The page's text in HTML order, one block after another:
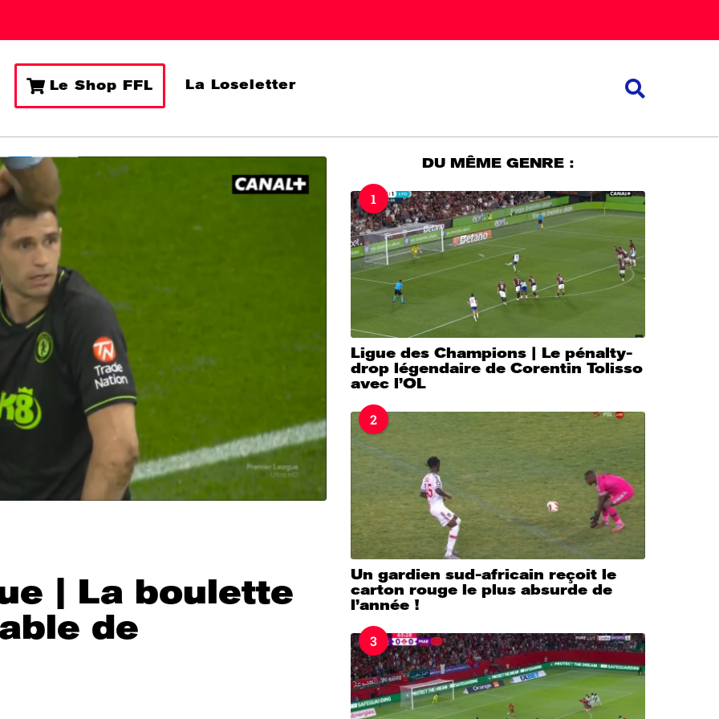
Le Shop FFL La Loseletter
| La boulette
de
DU MÊME GENRE :
1
Ligue des Champions | Le pénalty-
drop légendaire de Corentin Tolisso
avec l’OL
2
Un gardien sud-africain reçoit le
carton rouge le plus absurde de
l’année !
3